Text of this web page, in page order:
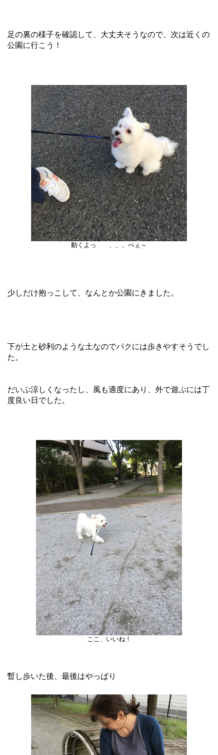
足の裏の様子を確認して、大丈夫そうなので、次は近くの
公園に行こう！
動くよっ 、、、べぇ～
少しだけ抱っこして、なんとか公園にきました。
下が土と砂利のような土なのでパクには歩きやすそうでし
た。
だいぶ涼しくなったし、風も適度にあり、外で遊ぶには丁
度良い日でした。
ここ、いいね！
暫し歩いた後、最後はやっぱり